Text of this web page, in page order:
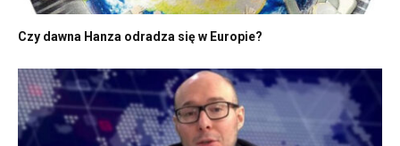
Czy dawna Hanza odradza się w Europie?